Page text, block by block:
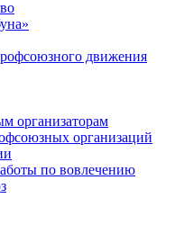
движения
организаторам
организаций
по вовлечению